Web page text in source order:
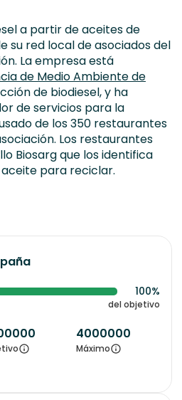
a partir de aceites de
su red local de asociados del
La empresa está
de Medio Ambiente de
de biodiesel, y ha
de servicios para la
de los 350 restaurantes
Los restaurantes
Biosarg que los identifica
para reciclar.
100%
del objetivo
4000000
Máximo